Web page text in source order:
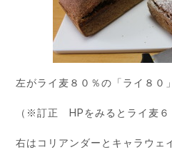
左がライ麦８０％の「ライ８０」
（※訂正 HPをみるとライ麦６
右はコリアンダーとキャラウェ